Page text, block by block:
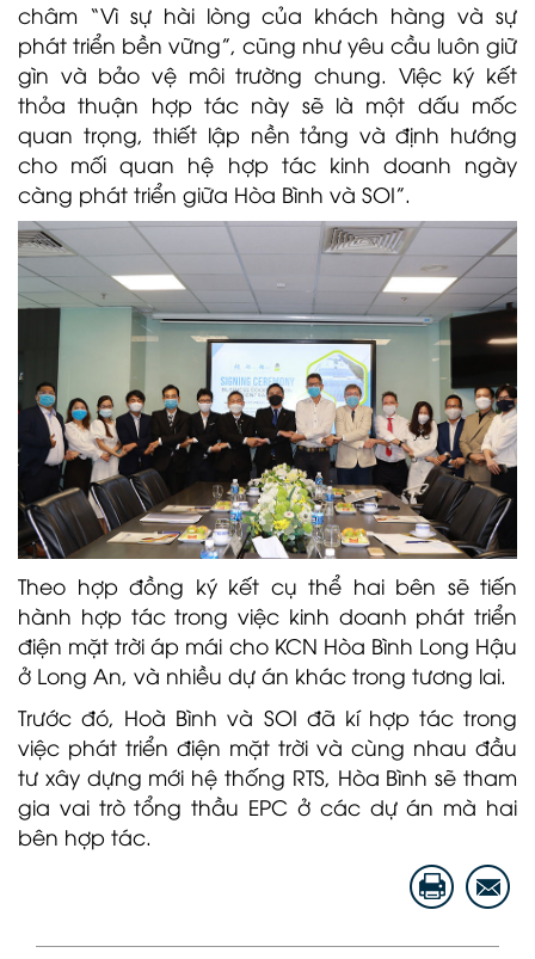
châm “Vì sự hài lòng của khách hàng và sự
phát triển bền vững”, cũng như yêu cầu luôn giữ
gìn và bảo vệ môi trường chung. Việc ký kết
thỏa thuận hợp tác này sẽ là một dấu mốc
quan trọng, thiết lập nền tảng và định hướng
cho mối quan hệ hợp tác kinh doanh ngày
càng phát triển giữa Hòa Bình và SOI”.
Theo hợp đồng ký kết cụ thể hai bên sẽ tiến
hành hợp táctrong việc kinh doanh phát triển
điện mặt trời áp mái cho KCN Hòa Bình Long Hậu
ở Long An, và nhiều dự án khác trong tương lai.
Trước đó, Hoà Bình và SOI đã kí hợp tác trong
việc phát triển điện mặt trời và cùng nhau đầu
tư xây dựng mới hệ thống RTS, Hòa Bình sẽ tham
gia vai trò tổng thầu EPC ở các dự án mà hai
bên hợp tác.